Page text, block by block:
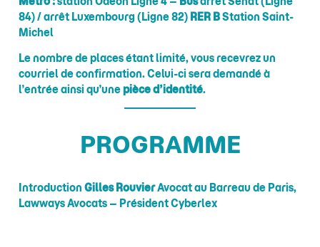
84) / arrêt Luxembourg (Ligne 82) RER BStation Saint-
Michel
Le nombre de places étant limité, vous recevrez un
courriel de confirmation. Celui-ci sera demandé à
l’entrée ainsi qu’unepièce d’identité.
PROGRAMME
Introduction Gilles RouvierAvocat au Barreau de Paris,
Lawways Avocats – Président Cyberlex